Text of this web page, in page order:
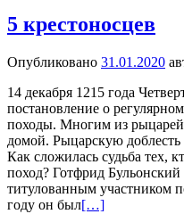
5 крестоносцев
Опубликовано 31.01.2020
14 декабря 1215 года
постановление о
походы. Многим из
домой. Рыцарскую
Как сложилась судьба тех,
поход? Готфрид
титулованным участником
году он был[…]